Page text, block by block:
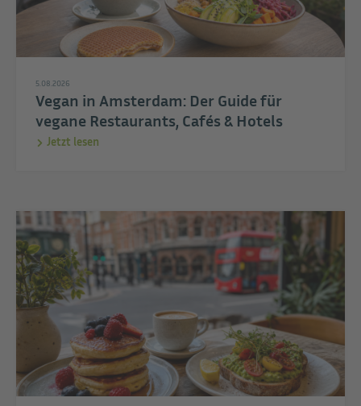
5.08.2026
Vegan in Amsterdam: Der Guide für
vegane Restaurants, Cafés & Hotels
Jetzt lesen